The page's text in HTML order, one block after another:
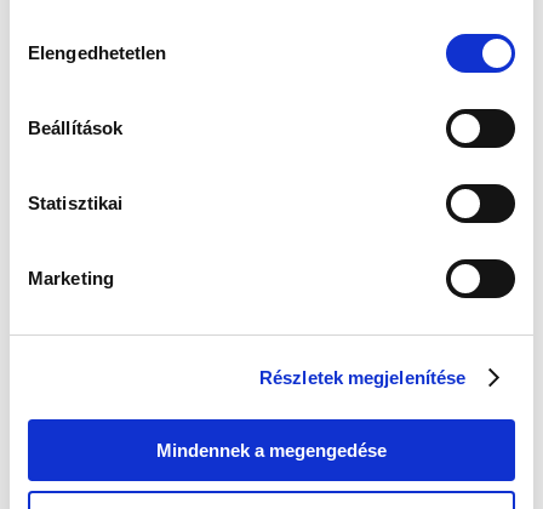
kiválasztása
Elengedhetetlen
Beállítások
Statisztikai
Marketing
Részletek megjelenítése
Mindennek a megengedése
Karóra - Unisex Basic 35mm
Casio UTP-1302PD-2A2VEF
Unisex Karóra - Unisex Basic
22 990 Ft
Új -4 % Új -4 %